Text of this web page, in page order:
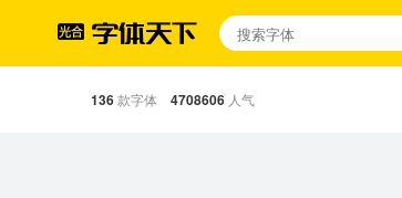
136款字体 4708606 人气